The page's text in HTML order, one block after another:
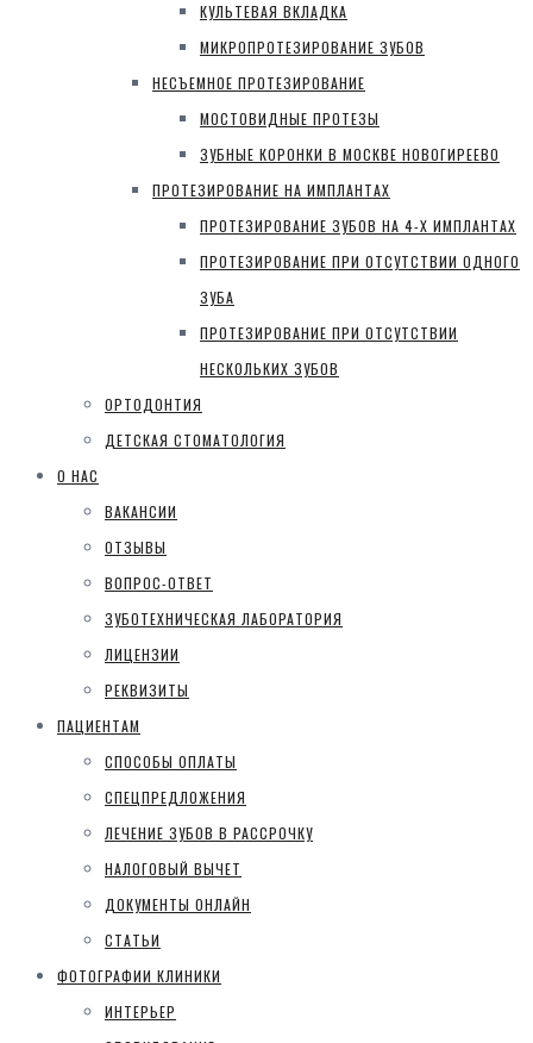
КУЛЬТЕВАЯ ВКЛАДКА
МИКРОПРОТЕЗИРОВАНИЕ ЗУБОВ
НЕСЪЕМНОЕ ПРОТЕЗИРОВАНИЕ
МОСТОВИДНЫЕ ПРОТЕЗЫ
ЗУБНЫЕ КОРОНКИ В МОСКВЕ НОВОГИРЕЕВО
ПРОТЕЗИРОВАНИЕ НА ИМПЛАНТАХ
ПРОТЕЗИРОВАНИЕ ЗУБОВ НА 4-Х ИМПЛАНТАХ
ПРОТЕЗИРОВАНИЕ ПРИ ОТСУТСТВИИ ОДНОГО
ЗУБА
ПРОТЕЗИРОВАНИЕ ПРИ ОТСУТСТВИИ
НЕСКОЛЬКИХ ЗУБОВ
ОРТОДОНТИЯ
ДЕТСКАЯ СТОМАТОЛОГИЯ
О НАС
ВАКАНСИИ
ОТЗЫВЫ
ВОПРОС-ОТВЕТ
ЗУБОТЕХНИЧЕСКАЯ ЛАБОРАТОРИЯ
ЛИЦЕНЗИИ
РЕКВИЗИТЫ
ПАЦИЕНТАМ
СПОСОБЫ ОПЛАТЫ
СПЕЦПРЕДЛОЖЕНИЯ
ЛЕЧЕНИЕ ЗУБОВ В РАССРОЧКУ
НАЛОГОВЫЙ ВЫЧЕТ
ДОКУМЕНТЫ ОНЛАЙН
СТАТЬИ
ФОТОГРАФИИ КЛИНИКИ
ИНТЕРЬЕР